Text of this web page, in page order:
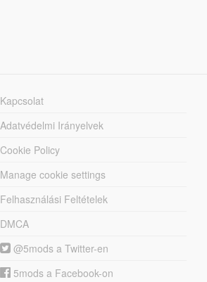
Kapcsolat
Adatvédelmi Irányelvek
Cookie Policy
Manage cookie settings
Felhasználási Feltételek
DMCA
@5mods a Twitter-en
5mods a Facebook-on